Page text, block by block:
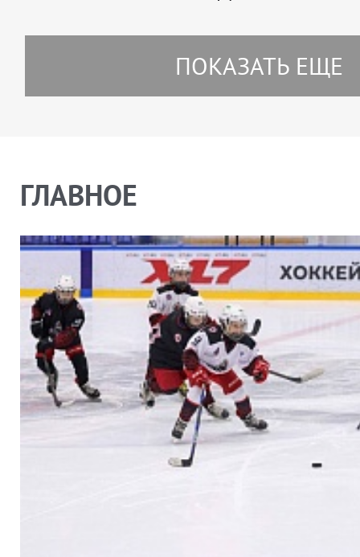
ПОКАЗАТЬ ЕЩЕ
ГЛАВНОЕ